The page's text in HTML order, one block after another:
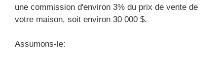
une commission d'environ 3% du prix de vente de
votre maison, soit environ 30 000 $.
Assumons-le: